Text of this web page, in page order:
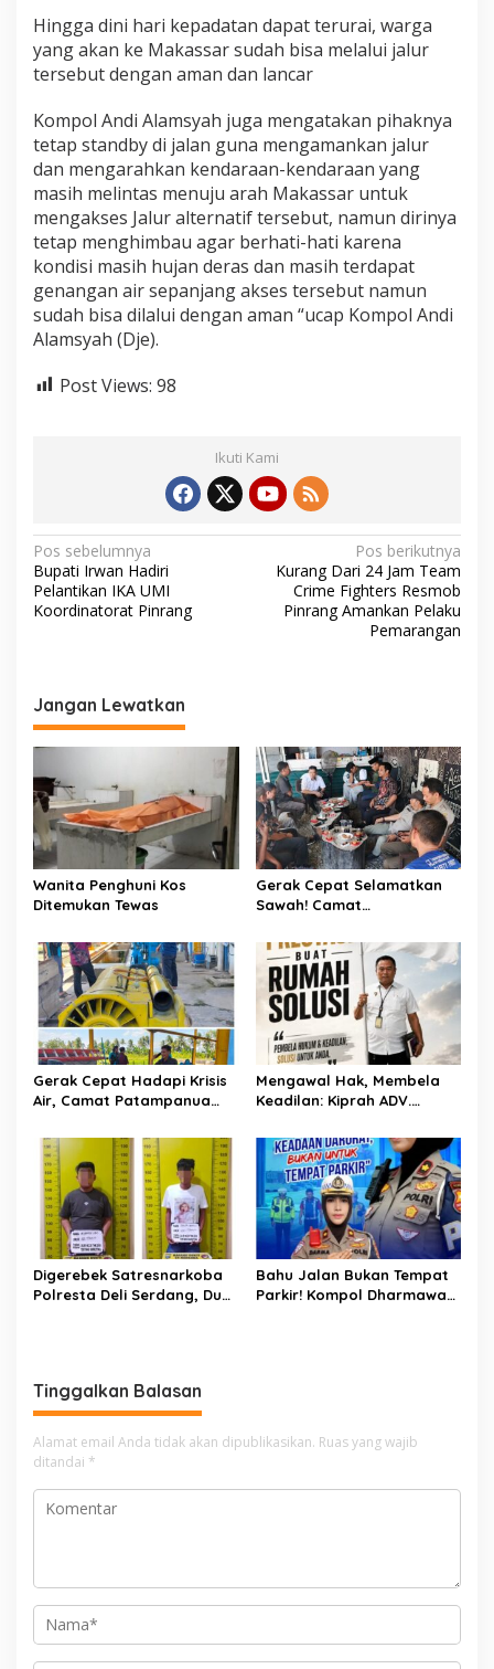
s
n
y
a
i
Hingga dini hari kepadatan dapat terurai, warga
yang akan ke Makassar sudah bisa melalui jalur
tersebut dengan aman dan lancar
Kompol Andi Alamsyah juga mengatakan pihaknya
tetap standby di jalan guna mengamankan jalur
dan mengarahkan kendaraan-kendaraan yang
masih melintas menuju arah Makassar untuk
mengakses Jalur alternatif tersebut, namun dirinya
tetap menghimbau agar berhati-hati karena
kondisi masih hujan deras dan masih terdapat
genangan air sepanjang akses tersebut namun
sudah bisa dilalui dengan aman “ucap Kompol Andi
Alamsyah (Dje).
Post Views: 98
Ikuti Kami
N
a
v
a
s
i
p
o
s
Pos sebelumnya
Bupati Irwan Hadiri
Pelantikan IKA UMI
Koordinatorat Pinrang
Pos berikutnya
Kurang Dari 24 Jam Team
Crime Fighters Resmob
Pinrang Amankan Pelaku
Pemarangan
Jangan Lewatkan
Wanita Penghuni Kos
Ditemukan Tewas
Gerak Cepat Selamatkan
Sawah! Camat
Kementerian Bahas Solusi
Debit Air Irigasi Watang
Sawitto Menulis
Gerak Cepat Hadapi Krisis
Air, Camat Patampanua
Demi Selamatkan Ribuan
Hektare Sawah Warga
Mengawal Hak, Membela
Keadilan: Kiprah ADV.
Solusi
Digerebek Satresnarkoba
Polresta Deli Serdang, Dua
Bahu Jalan Bukan Tempat
Parkir! Kompol Dharmawati
Tinggalkan Balasan
Alamat email Anda tidak akan dipublikasikan. Ruas yang wajib
ditandai *